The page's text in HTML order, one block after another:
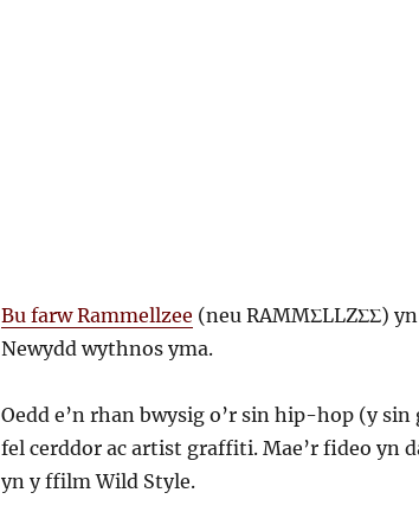
Bu farw Rammellzee (neu RAMMΣLLZΣΣ)
Newydd wythnos yma.
Oedd e’n rhan bwysig o’r sin hip-hop (y
fel cerddor ac artist graffiti. Mae’r fideo yn
yn y ffilm Wild Style.